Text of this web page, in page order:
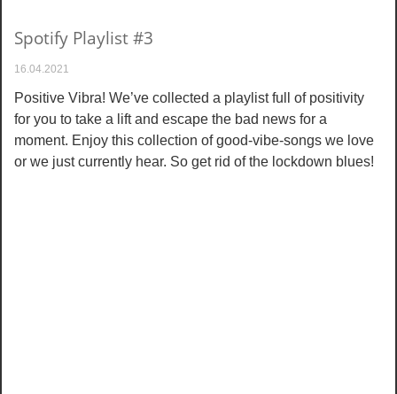
Spotify Playlist #3
16.04.2021
Positive Vibra! We’ve collected a playlist full of positivity
for you to take a lift and escape the bad news for a
moment. Enjoy this collection of good-vibe-songs we love
or we just currently hear. So get rid of the lockdown blues!